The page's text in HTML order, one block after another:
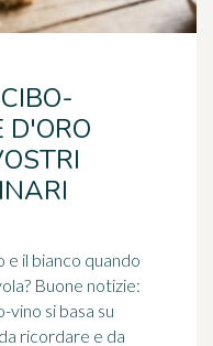
D'ORO
e il bianco quando
Buone notizie:
vino si basa su
ricordare e da